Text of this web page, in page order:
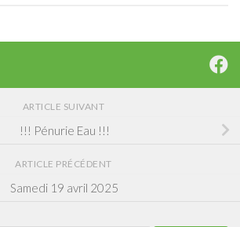
ARTICLE SUIVANT
!!! Pénurie Eau !!!
ARTICLE PRÉCÉDENT
Samedi 19 avril 2025